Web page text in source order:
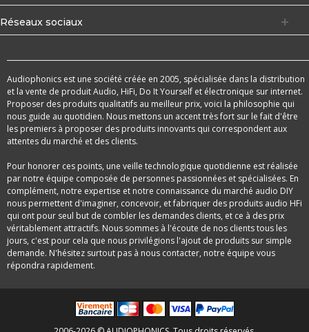
Réseaux sociaux
Audiophonics est une société créée en 2005, spécialisée dans la distribution
et la vente de produit Audio, HiFi, Do It Yourself et électronique sur internet.
Proposer des produits qualitatifs au meilleur prix, voici la philosophie qui
nous guide au quotidien. Nous mettons un accent très fort sur le fait d'être
les premiers à proposer des produits innovants qui correspondent aux
attentes du marché et des clients.
Pour honorer ces points, une veille technologique quotidienne est réalisée
par notre équipe composée de personnes passionnées et spécialisées. En
complément, notre expertise et notre connaissance du marché audio DIY
nous permettent d'imaginer, concevoir, et fabriquer des produits audio HFi
qui ont pour seul but de combler les demandes clients, et ce à des prix
véritablement attractifs. Nous sommes à l'écoute de nos clients tous les
jours, c'est pour cela que nous privilégions l'ajout de produits sur simple
demande. N'hésitez surtout pas à nous contacter, notre équipe vous
répondra rapidement.